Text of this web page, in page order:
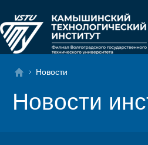
Новости
Новости